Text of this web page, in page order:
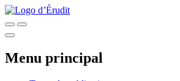
Menu principal